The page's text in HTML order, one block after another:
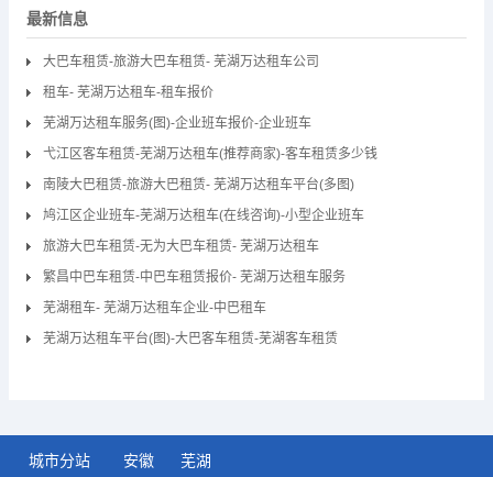
最新信息
大巴车租赁-旅游大巴车租赁- 芜湖万达租车公司
租车- 芜湖万达租车-租车报价
芜湖万达租车服务(图)-企业班车报价-企业班车
弋江区客车租赁-芜湖万达租车(推荐商家)-客车租赁多少钱
南陵大巴租赁-旅游大巴租赁- 芜湖万达租车平台(多图)
鸠江区企业班车-芜湖万达租车(在线咨询)-小型企业班车
旅游大巴车租赁-无为大巴车租赁- 芜湖万达租车
繁昌中巴车租赁-中巴车租赁报价- 芜湖万达租车服务
芜湖租车- 芜湖万达租车企业-中巴租车
芜湖万达租车平台(图)-大巴客车租赁-芜湖客车租赁
城市分站 安徽 芜湖